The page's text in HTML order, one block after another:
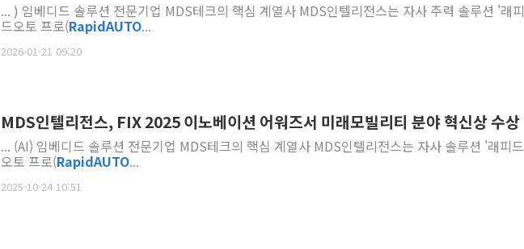
... ) 임베디드 솔루션 전문기업 MDS테크의 핵심 계열사 MDS인텔리전스는 자사 주력 솔루션 '래피
드오토 프로(RapidAUTO...
2026-01-21 09:20
MDS인텔리전스, FIX 2025 이노베이션 어워즈서 미래모빌리티 분야 혁신상 수상
... (AI) 임베디드 솔루션 전문기업 MDS테크의 핵심 계열사 MDS인텔리전스는 자사 솔루션 '래피드
오토 프로(RapidAUTO...
2025-10-24 10:51